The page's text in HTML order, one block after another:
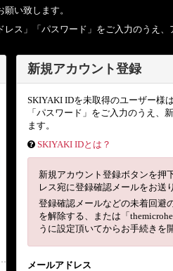
い致します。
ス」「パスワード」をご入力のうえ
新規アカウント登録
SKIYAKI IDを未取得のユーザー様
「パスワード」をご入力のうえ、
ます。
SKIYAKI IDとは？
新規アカウント登録ボタンを押
レス宛に登録確認メールをお送
登録確認メールなどの未着回避
を解除する、または「
うに設定頂いてからお手続きを
メールアドレス